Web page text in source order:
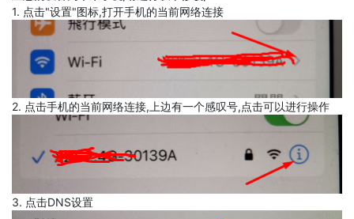
1. 点击"设置"图标,打开手机的当前网络连接
2. 点击手机的当前网络连接,上边有一个感叹号,点击可以进行操作
3. 点击DNS设置